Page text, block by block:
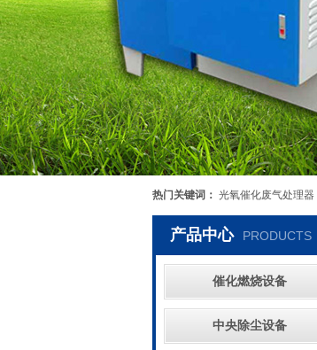
热门关键词： 光氧催化废气处理器
产品中心 PRODUCTS
催化燃烧设备
中央除尘设备